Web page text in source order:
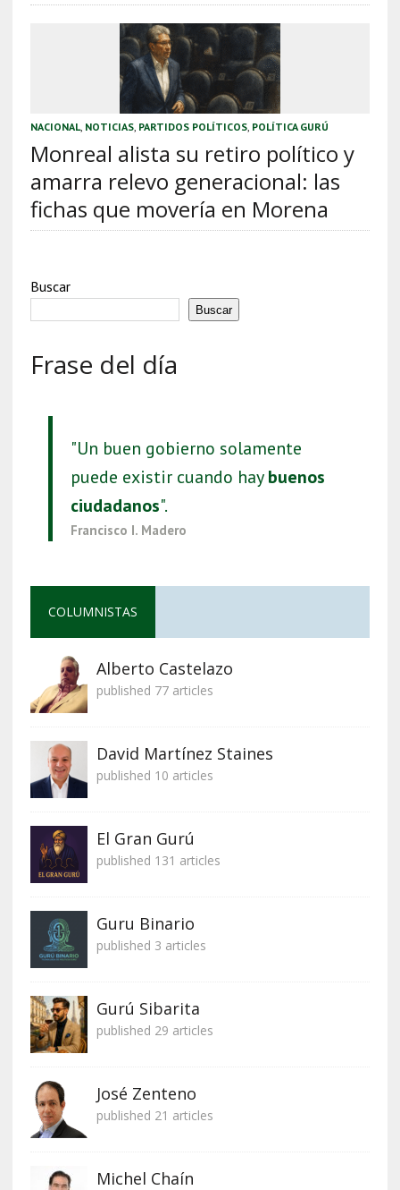
NACIONAL, NOTICIAS, PARTIDOS POLÍTICOS, POLÍTICA GURÚ
Monreal alista su retiro político y
amarra relevo generacional: las
fichas que movería en Morena
Buscar
Buscar
Frase del día
"Un buen gobierno solamente
puede existir cuando haybuenos
ciudadanos".
Francisco I. Madero
COLUMNISTAS
Alberto Castelazo
published 77 articles
David Martínez Staines
published 10 articles
El Gran Gurú
published 131 articles
Guru Binario
published 3 articles
Gurú Sibarita
published 29 articles
José Zenteno
published 21 articles
Michel Chaín